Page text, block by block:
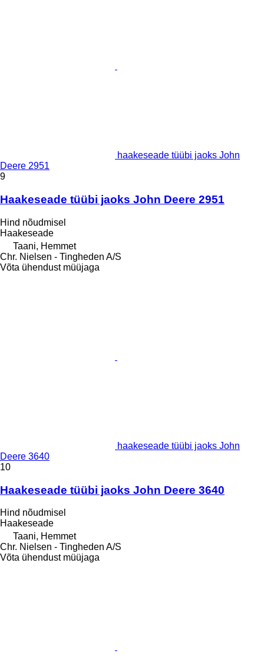
haakeseade tüübi jaoks John
Deere 2951
9
Haakeseade tüübi jaoks John Deere 2951
Hind nõudmisel
Haakeseade
Taani, Hemmet
Chr. Nielsen - Tingheden A/S
Võta ühendust müüjaga
haakeseade tüübi jaoks John
Deere 3640
10
Haakeseade tüübi jaoks John Deere 3640
Hind nõudmisel
Haakeseade
Taani, Hemmet
Chr. Nielsen - Tingheden A/S
Võta ühendust müüjaga